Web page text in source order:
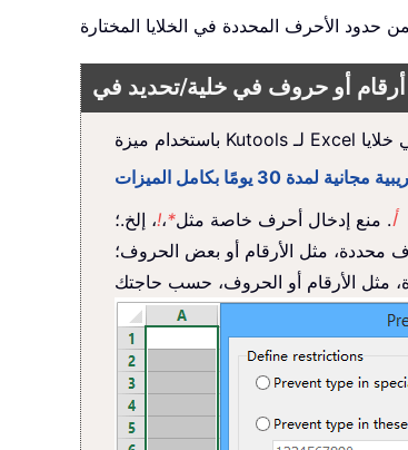
باستخدام ميزة Kutools لـ Excel
أ. منع إدخال أحرف خاصة مثل*،!، إلخ.؛
محددة، مثل الأرقام أو بعض الحروف؛